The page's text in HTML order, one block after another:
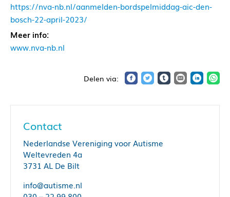
https://nva-nb.nl/aanmelden-bordspelmiddag-aic-den-
bosch-22-april-2023/
Meer info:
www.nva-nb.nl
Contact
Nederlandse Vereniging voor Autisme
Weltevreden 4a
3731 AL De Bilt
info@autisme.nl